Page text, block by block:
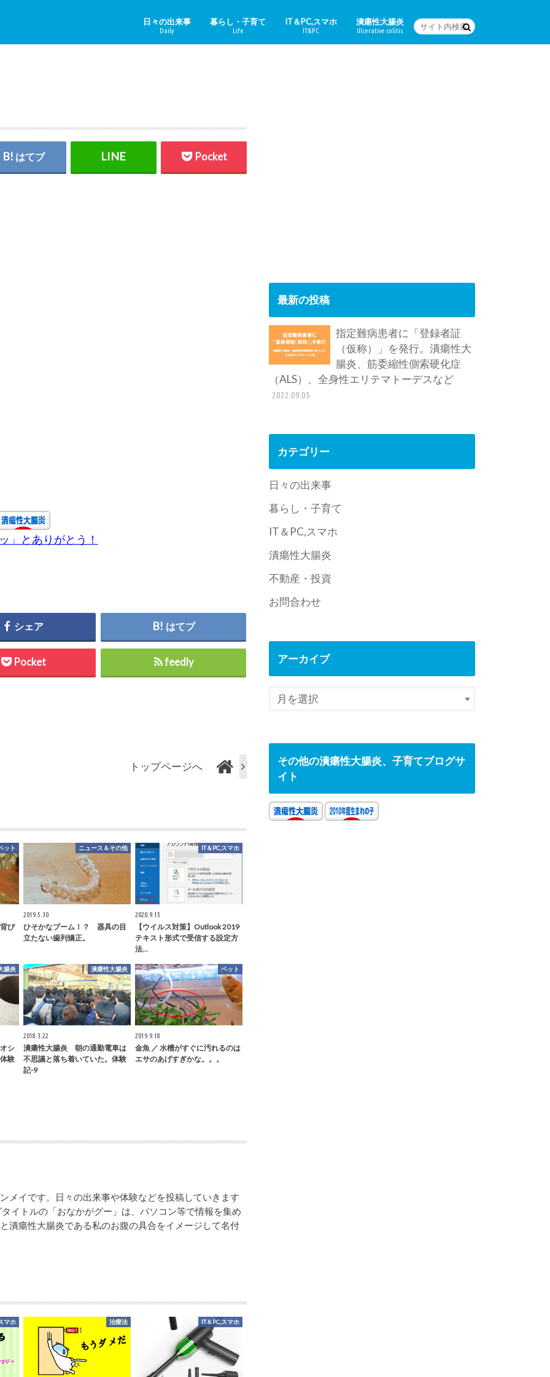
日々の出来事
Daily
暮らし・子育て
Life
IT＆PC,スマホ
IT&PC
潰瘍性大腸炎
Ulcerative colitis
はてブ Pocket
」とありがとう！
シェア はてブ
Pocket feedly
トップページへ
ット
び
ニュース＆その他
2019.5.30
ひそかなブーム！？ 器具の目
立たない歯列矯正。
IT＆PC,スマホ
2020.9.15
【ウイルス対策】Outlook 2019
テキスト形式で受信する設定方
法…
腸炎
シ
験
潰瘍性大腸炎
2018.3.22
潰瘍性大腸炎 朝の通勤電車は
不思議と落ち着いていた。体験
記-9
ペット
2019.9.18
金魚 ／ 水槽がすぐに汚れるのは
エサのあげすぎかな。。。
メイです。日々の出来事や体験などを投稿していきます
イトルの「おなかがグー」は、パソコン等で情報を集め
潰瘍性大腸炎である私のお腹の具合をイメージして名付
マホ 治療法 IT＆PC,スマホ
最新の投稿
指定難病患者に「登録者証
（仮称）」を発行。潰瘍性大
腸炎、筋委縮性側索硬化症
（ALS）、全身性エリテマトーデスなど
2022.09.05
カテゴリー
日々の出来事
暮らし・子育て
IT＆PC,スマホ
潰瘍性大腸炎
不動産・投資
お問合わせ
アーカイブ
その他の潰瘍性大腸炎、子育てブログサ
イト